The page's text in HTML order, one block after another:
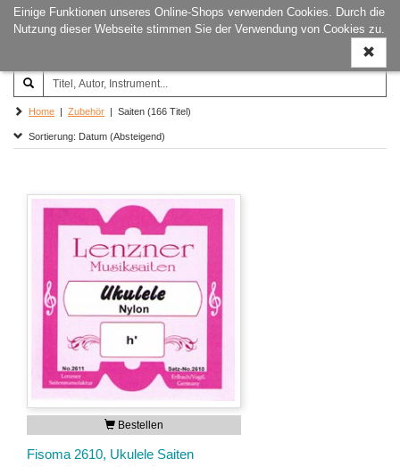
Einige Funktionen unseres Online-Shops verwenden Cookies. Durch die
Nutzung dieser Webseite stimmen Sie der Verwendung von Cookies zu.
ein-/
Joachim‐Trekel‐Musikverlag,
Hamburg
Home | Zubehör | Saiten (166 Titel)
Sortierung: Datum (Absteigend)
Bestellen
Fisoma 2610, Ukulele Saiten